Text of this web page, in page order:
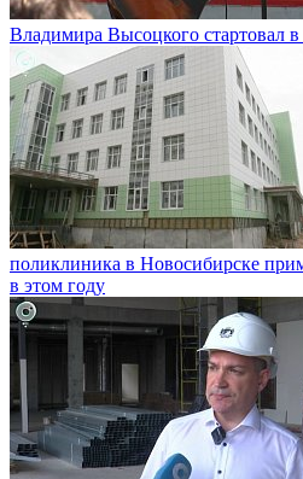
Владимира Высоцкого стартовал
поликлиника в Новосибирске
в этом году